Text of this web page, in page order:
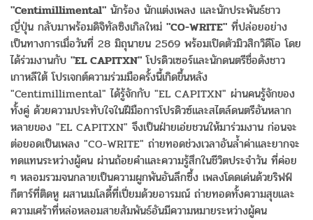
"Centimillimental" นักร้อง นักแต่งเพลง และนักประพันธ์ชาว
ญี่ปุ่น กลับมาพร้อมดิจิทัลซิงเกิลใหม่ "CO-WRITE" ที่ปล่อยอย่าง
เป็นทางการเมื่อวันที่ 28 มิถุนายน 2569 พร้อมเปิดตัวมิวสิกวิดีโอ โดย
ได้ร่วมงานกับ "EL CAPITXN" โปรดิวเซอร์และนักดนตรีชื่อดังชาว
เกาหลีใต้ โปรเจกต์ความร่วมมือครั้งนี้เกิดขึ้นหลัง
"Centimillimental" ได้รู้จักกับ "EL CAPITXN" ผ่านคนรู้จักของ
ทั้งคู่ ด้วยความประทับใจในฝีมือการโปรดิวซ์และสไตล์ดนตรีอันหลาก
หลายของ "EL CAPITXN" จึงเป็นฝ่ายเอ่ยชวนให้มาร่วมงาน ก่อนจะ
ต่อยอดเป็นเพลง "CO-WRITE" ถ่ายทอดช่วงเวลาอันล้ำค่าและยากจะ
ทดแทนระหว่างผู้คน ผ่านถ้อยคำและความรู้สึกในชีวิตประจำวัน ที่ค่อย
ๆ หลอมรวมจนกลายเป็นความผูกพันอันลึกซึ้ง เพลงโดดเด่นด้วยริฟฟ์
กีตาร์ที่ติดหู ผสานเมโลดี้ที่เปี่ยมด้วยอารมณ์ ถ่ายทอดทั้งความสุขและ
ความเศร้าที่หล่อหลอมสายสัมพันธ์อันมีความหมายระหว่างผู้คน